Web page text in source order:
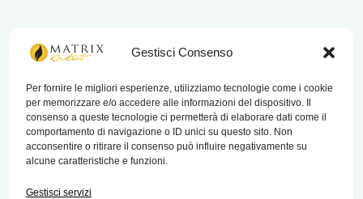
Gestisci Consenso
Per fornire le migliori esperienze, utilizziamo tecnologie come i cookie
per memorizzare e/o accedere alle informazioni del dispositivo. Il
consenso a queste tecnologie ci permetterà di elaborare dati come il
comportamento di navigazione o ID unici su questo sito. Non
acconsentire o ritirare il consenso può influire negativamente su
alcune caratteristiche e funzioni.
Gestisci servizi
matrix bistrot
Chi Siamo
Contatti
Termini e condizioni di vendita e reso